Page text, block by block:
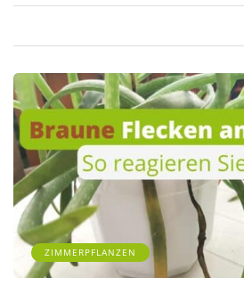
ZIMMERPFLANZEN